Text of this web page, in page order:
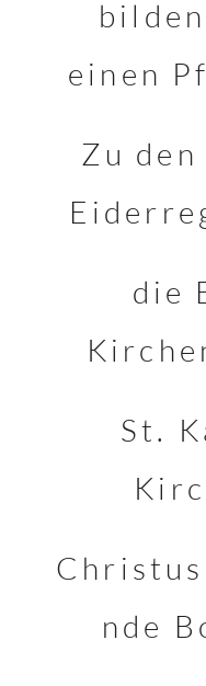
einen
Zu
die
St.
nde